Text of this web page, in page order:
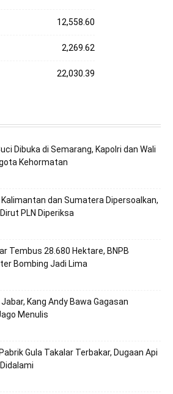
12,558.60
2,269.62
22,030.39
Dibuka di Semarang, Kapolri dan Wali
Kehormatan
dan Sumatera Dipersoalkan,
PLN Diperiksa
Tembus 28.680 Hektare, BNPB
Bombing Jadi Lima
Kang Andy Bawa Gagasan
Menulis
Gula Takalar Terbakar, Dugaan Api